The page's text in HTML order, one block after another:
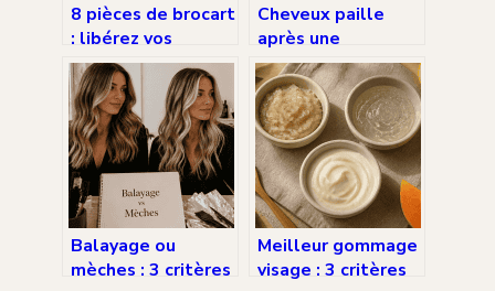
8 pièces de brocart
: libérez vos
tensions et
retrouvez votre
énergie en 15
minutes
Cheveux paille
après une
permanente : 4
étapes de survie
pour restaurer
votre fibre
capillaire
Balayage ou
mèches : 3 critères
Meilleur gommage
visage : 3 critères